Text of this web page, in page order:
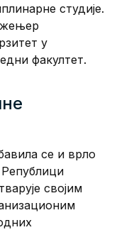
студије.
у
факултет.
се и врло
својим